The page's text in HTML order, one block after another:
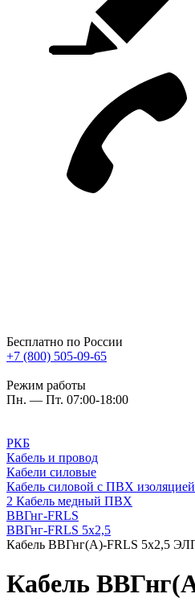
Бесплатно по России
+7 (800) 505-09-65
Режим работы
Пн. — Пт. 07:00-18:00
РКБ
Кабель и провод
Кабели силовые
Кабель силовой с ПВХ изоляцией
2 Кабель медный ПВХ
ВВГнг-FRLS
ВВГнг-FRLS 5х2,5
Кабель ВВГнг(А)-FRLS 5х2,5
Кабель